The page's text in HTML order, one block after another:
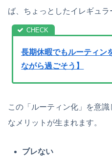
ば、ちょっとしたイレギュラ
長期休暇でもルーティン
ながら過ごそう】
この「ルーティン化」を意
なメリットが生まれます。
ブレない